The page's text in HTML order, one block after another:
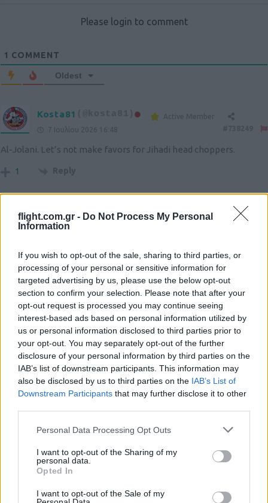
flight.com.gr - Do Not Process My Personal
Information
If you wish to opt-out of the sale, sharing to third parties, or
processing of your personal or sensitive information for
targeted advertising by us, please use the below opt-out
section to confirm your selection. Please note that after your
opt-out request is processed you may continue seeing
interest-based ads based on personal information utilized by
us or personal information disclosed to third parties prior to
your opt-out. You may separately opt-out of the further
disclosure of your personal information by third parties on the
IAB’s list of downstream participants. This information may
also be disclosed by us to third parties on the IAB’s List of
Downstream Participants that may further disclose it to other
Please note that this website/app uses one or more Google
not limited to your visit or usage behaviour. You may click to
grant or deny consent to Google and its third-party tags to
use your data for below specified purposes in below Google
consent section.
Personal Data Processing Opt Outs
I want to opt-out of the Sharing of my
personal data.
Opted In
I want to opt-out of the Sale of my
Ροή Ειδήσεων
Μειώθηκε η κίνηση στα Στενά του
Ορμούζ εν αναμονή των συνομιλιών
Ιράν-Ομάν
Στη Δικαιοσύνη σήμερα η 46χρονη που
εμπρησμό της Marfin
Please login to comment
1 COMMENT
Oldest
Kosta81
Active Member
7 Ιουλίου 2026 16:48
Al-Jolani. Let’s not make favors for Jihadi head choppers.
1 Reply